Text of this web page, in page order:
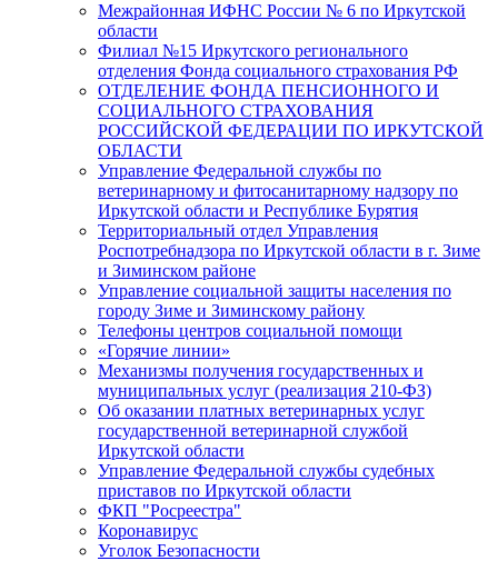
Межрайонная ИФНС России № 6 по Иркутской
области
Филиал №15 Иркутского регионального
отделения Фонда социального страхования РФ
ОТДЕЛЕНИЕ ФОНДА ПЕНСИОННОГО И
СОЦИАЛЬНОГО СТРАХОВАНИЯ
РОССИЙСКОЙ ФЕДЕРАЦИИ ПО ИРКУТСКОЙ
ОБЛАСТИ
Управление Федеральной службы по
ветеринарному и фитосанитарному надзору по
Иркутской области и Республике Бурятия
Территориальный отдел Управления
Роспотребнадзора по Иркутской области в г. Зиме
и Зиминском районе
Управление социальной защиты населения по
городу Зиме и Зиминскому району
Телефоны центров социальной помощи
«Горячие линии»
Механизмы получения государственных и
муниципальных услуг (реализация 210-ФЗ)
Об оказании платных ветеринарных услуг
государственной ветеринарной службой
Иркутской области
Управление Федеральной службы судебных
приставов по Иркутской области
ФКП "Росреестра"
Коронавирус
Уголок Безопасности